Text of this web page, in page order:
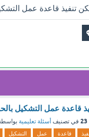
تنفيذ قاعدة عمل
قاعدة عمل التشكيل
في تصنيف أسئلة تعليمية
قاعدة عمل التشكيل